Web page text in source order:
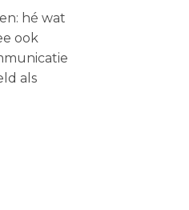
hé wat
ook
als